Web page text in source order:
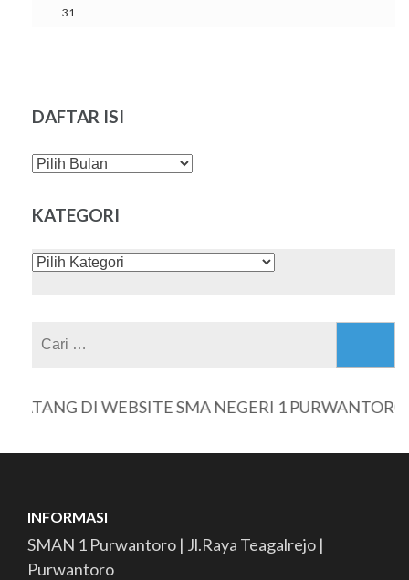
31
DAFTAR ISI
DAFTAR
KATEGORI
KATEGORI
DI WEBSITE SMA NEGERI 1 PURWANTORO
INFORMASI
SMAN 1 Purwantoro | Jl.Raya Teagalrejo |
Purwantoro